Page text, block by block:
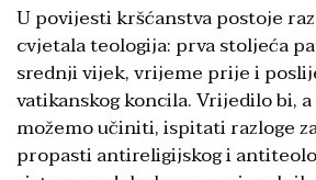
U povijesti kršćanstva postoje
cvjetala teologija: prva stoljeća
srednji vijek, vrijeme prije i
vatikanskog koncila. Vrijedilo bi,
možemo učiniti, ispitati razloge
propasti antireligijskog i